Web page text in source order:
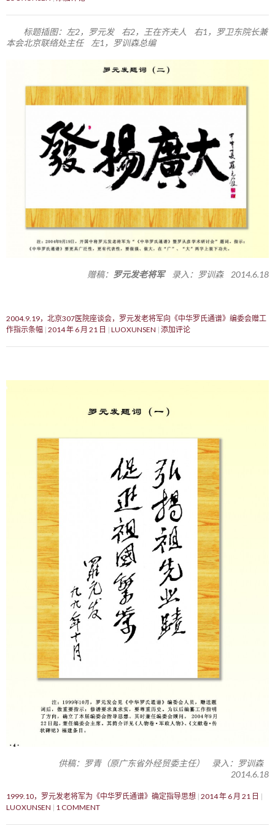
标题插图：左2，罗元发 右2，王在齐夫人 右1，罗卫东院长兼
本会北京联络处主任 左1，罗训森总编
赠稿： 罗元发老将军录入：罗训森 2014.6.18
2004.9.19，北京307医院座谈会，罗元发老将军向《中华罗氏通谱》编委会赠工
作指示条幅 2014 年 6 月 21 日 LUOXUNSEN 添加评论
供稿：罗青（原广东省外经贸委主任） 录入：罗训森
2014.6.18
1999.10，罗元发老将军为《中华罗氏通谱》确定指导思想 2014 年 6 月 21 日
LUOXUNSEN
1 COMMENT